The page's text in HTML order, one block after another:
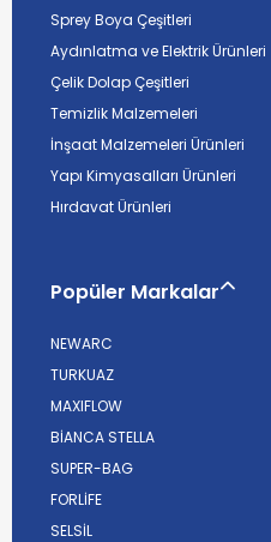
Sprey Boya Çeşitleri
Aydınlatma ve Elektrik Ürünleri
Çelik Dolap Çeşitleri
Temizlik Malzemeleri
İnşaat Malzemeleri Ürünleri
Yapı Kimyasalları Ürünleri
Hırdavat Ürünleri
Popüler Markalar
NEWARC
TURKUAZ
MAXIFLOW
BİANCA STELLA
SUPER-BAG
FORLİFE
SELSİL